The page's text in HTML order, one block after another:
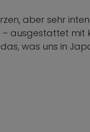
aber sehr
ausgestattet mit
was uns in